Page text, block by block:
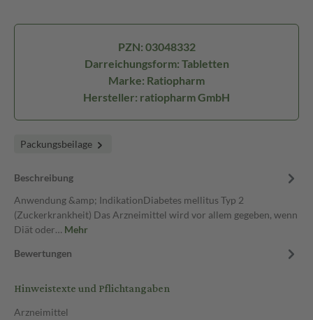
PZN: 03048332
Darreichungsform: Tabletten
Marke: Ratiopharm
Hersteller: ratiopharm GmbH
Packungsbeilage
Beschreibung
Anwendung &amp; IndikationDiabetes mellitus Typ 2
(Zuckerkrankheit) Das Arzneimittel wird vor allem gegeben, wenn
Diät oder… Mehr
Bewertungen
Hinweistexte und Pflichtangaben
Arzneimittel